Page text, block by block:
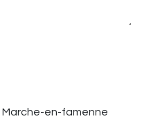
Marche-en-famenne